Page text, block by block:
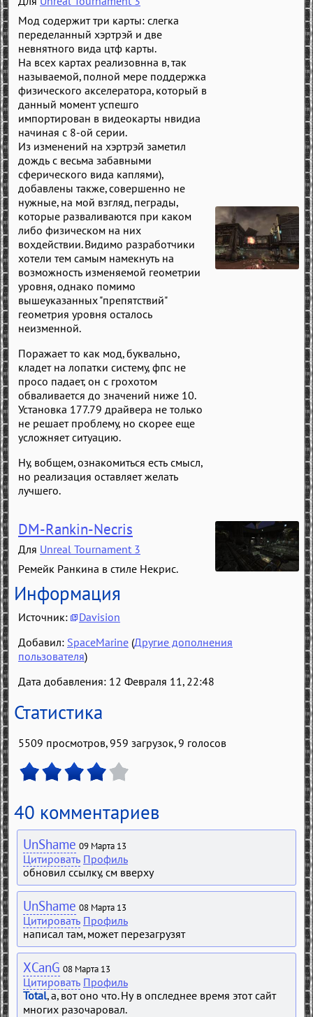
Мод содержит три карты: слегка
переделанный хэртрэй и две
невнятного вида цтф карты.
На всех картах реализовнна в, так
называемой, полной мере поддержка
физического акселератора, который в
данный момент успешго
импортирован в видеокарты нвидиа
начиная с 8-ой серии.
Из изменений на хэртрэй заметил
дождь с весьма забавными
сферического вида каплями),
добавлены также, совершенно не
нужные, на мой взгляд, пеграды,
которые разваливаются при каком
либо физическом на них
вохдействии. Видимо разработчики
хотели тем самым намекнуть на
возможность изменяемой геометрии
уровня, однако помимо
вышеуказанных "препятствий"
геометрия уровня осталось
неизменной.
Поражает то как мод, буквально,
кладет на лопатки систему, фпс не
просо падает, он с грохотом
обваливается до значений ниже 10.
Установка 177.79 драйвера не только
не решает проблему, но скорее еще
усложняет ситуацию.
Ну, вобщем, ознакомиться есть смысл,
но реализация оставляет желать
лучшего.
DM-Rankin-Necris
Для Unreal Tournament 3
Ремейк Ранкина в стиле Некрис.
Информация
Источник:
Davision
Добавил: SpaceMarine (Другие дополнения
пользователя)
Дата добавления: 12 Февраля 11, 22:48
Статистика
5509 просмотров, 959 загрузок,9 голосов
40 комментариев
UnShame 09 Марта 13
Цитировать Профиль
обновил ссылку, см вверху
UnShame 08 Марта 13
Цитировать Профиль
написал там, может перезагрузят
XCanG 08 Марта 13
Цитировать Профиль
Total, а, вот оно что. Ну в опследнее время этот сайт
многих разочаровал.